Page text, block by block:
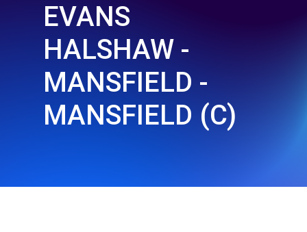
EVANS
HALSHAW -
MANSFIELD -
MANSFIELD (C)